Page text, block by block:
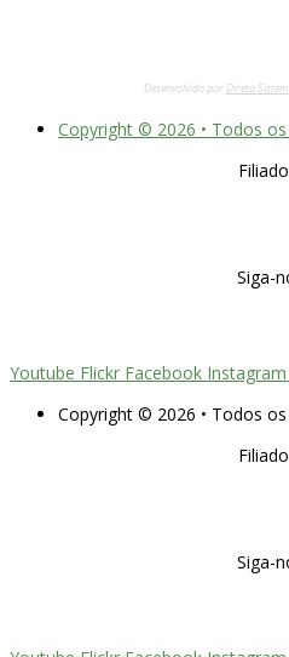
Desenvolvido por Direta
Copyright © 2026 • Todos
Siga-
Youtube Flickr Facebook Instagram
Copyright © 2026 • Todos
Siga-